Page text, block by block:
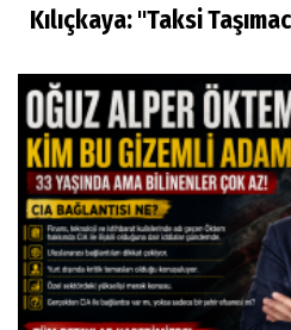
Kılıçkaya: "Taksi